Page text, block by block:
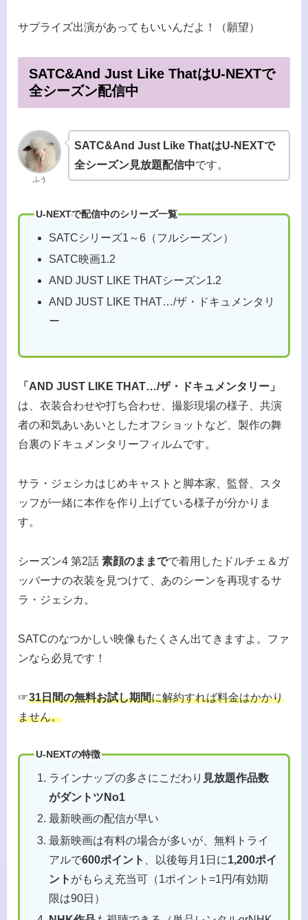
サプライズ出演があってもいいんだよ！（願望）
SATC&And Just Like ThatはU-NEXTで
全シーズン配信中
ふう
SATC&And Just Like ThatはU-NEXTで
全シーズン見放題配信中です。
U-NEXTで配信中のシリーズ一覧
SATCシリーズ1～6（フルシーズン）
SATC映画1.2
AND JUST LIKE THATシーズン1.2
AND JUST LIKE THAT…/ザ・ドキュメンタリ
ー
「AND JUST LIKE THAT…/ザ・ドキュメンタリー」
は、衣装合わせや打ち合わせ、撮影現場の様子、共演
者の和気あいあいとしたオフショットなど、製作の舞
台裏のドキュメンタリーフィルムです。
サラ・ジェシカはじめキャストと脚本家、監督、スタ
ッフが一緒に本作を作り上げている様子が分かりま
す。
シーズン4 第2話 素顔のままでで着用したドルチェ＆ガ
ッバーナの衣装を見つけて、あのシーンを再現するサ
ラ・ジェシカ。
SATCのなつかしい映像もたくさん出てきますよ。ファ
ンなら必見です！
☞31日間の無料お試し期間に解約すれば料金はかかり
ません。
U-NEXTの特徴
ラインナップの多さにこだわり 見放題作品数
がダントツNo1
最新映画の配信が早い
最新映画は有料の場合が多いが、無料トライ
アルで600ポイント 、以後毎月1日に1,200ポイ
ント がもらえ充当可（1ポイント=1円/有効期
限は90日）